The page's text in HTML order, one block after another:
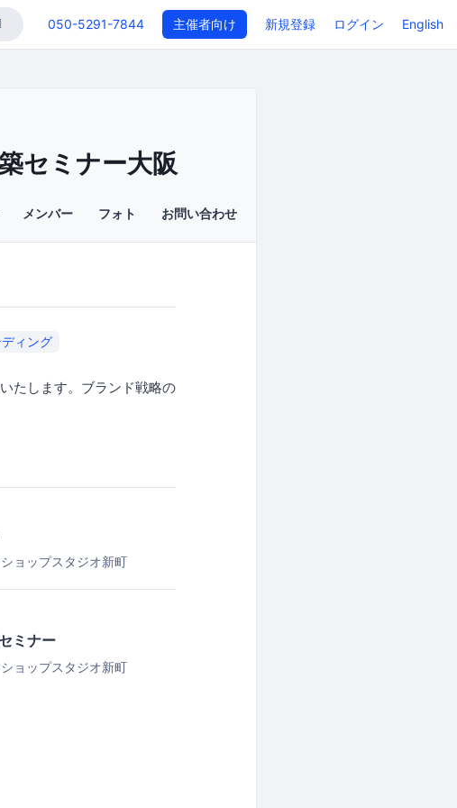
050-5291-7844 主催者向け 新規登録 ログイン English
セミナー大阪
メンバー フォト お問い合わせ
ィング
たします。ブランド戦略の
ョップスタジオ新町
ミナー
ョップスタジオ新町